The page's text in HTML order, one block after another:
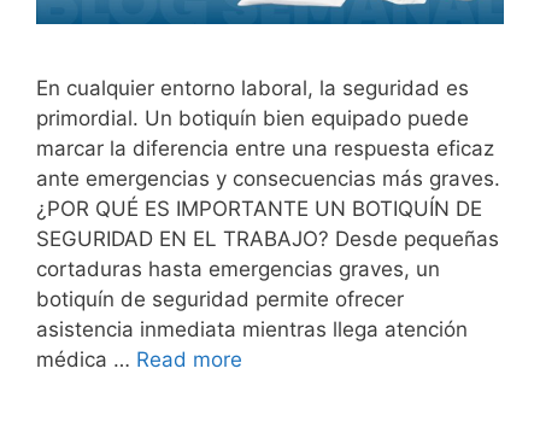
En cualquier entorno laboral, la seguridad es
primordial. Un botiquín bien equipado puede
marcar la diferencia entre una respuesta eficaz
ante emergencias y consecuencias más graves.
¿POR QUÉ ES IMPORTANTE UN BOTIQUÍN DE
SEGURIDAD EN EL TRABAJO? Desde pequeñas
cortaduras hasta emergencias graves, un
botiquín de seguridad permite ofrecer
asistencia inmediata mientras llega atención
médica … Read more